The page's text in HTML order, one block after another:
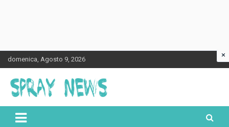
Skip
to
content
domenica, Agosto 9, 2026
Spraynews.it
×